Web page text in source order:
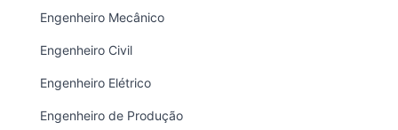
Engenheiro Mecânico
Engenheiro Civil
Engenheiro Elétrico
Engenheiro de Produção